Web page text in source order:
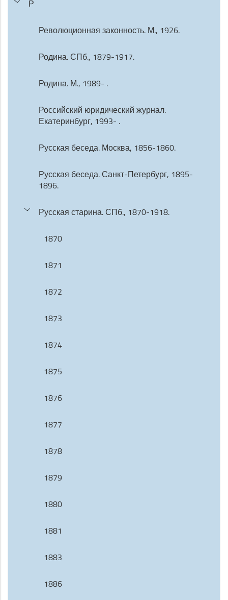
Р
Революционная законность. М., 1926.
Родина. СПб., 1879-1917.
Родина. М., 1989- .
Российский юридический журнал.
Екатеринбург, 1993- .
Русская беседа. Москва, 1856-1860.
Русская беседа. Санкт-Петербург, 1895-
1896.
Русская старина. СПб., 1870-1918.
1870
1871
1872
1873
1874
1875
1876
1877
1878
1879
1880
1881
1883
1886